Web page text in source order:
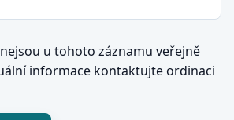
u tohoto záznamu veřejně
informace kontaktujte ordinaci